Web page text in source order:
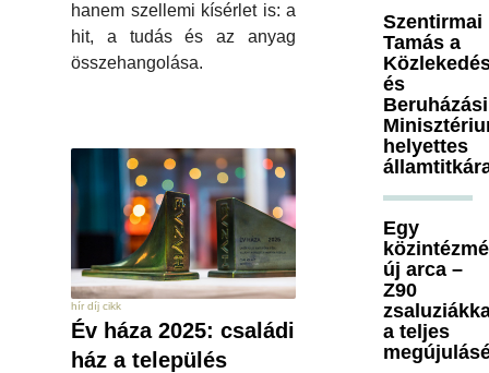
hanem szellemi kísérlet is: a
hit, a tudás és az anyag
összehangolása.
hír díj cikk
Év háza 2025: családi
ház a település
Szentirmai
Tamás a
és
Beruházási
helyettes
Egy
új arca –
Z90
a teljes